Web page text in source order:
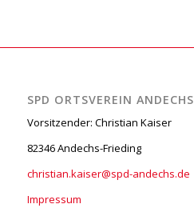
SPD ORTSVEREIN ANDECHS
Vorsitzender: Christian Kaiser
82346 Andechs-Frieding
christian.kaiser@spd-andechs.de
Impressum